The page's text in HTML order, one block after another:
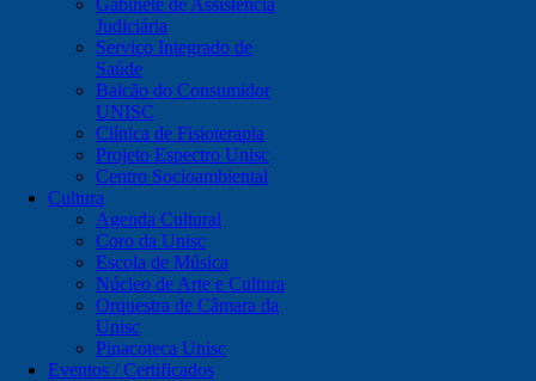
Gabinete de Assistência
Judiciária
Serviço Integrado de
Saúde
Balcão do Consumidor
UNISC
Clínica de Fisioterapia
Projeto Espectro Unisc
Centro Socioambiental
Cultura
Agenda Cultural
Coro da Unisc
Escola de Música
Núcleo de Arte e Cultura
Orquestra de Câmara da
Unisc
Pinacoteca Unisc
Eventos / Certificados